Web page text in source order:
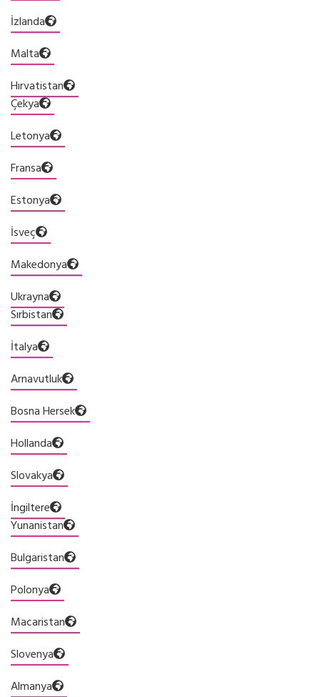
İzlanda
Malta
Hırvatistan
Çekya
Letonya
Fransa
Estonya
İsveç
Makedonya
Ukrayna
Sırbistan
İtalya
Arnavutluk
Bosna Hersek
Hollanda
Slovakya
İngiltere
Yunanistan
Bulgaristan
Polonya
Macaristan
Slovenya
Almanya